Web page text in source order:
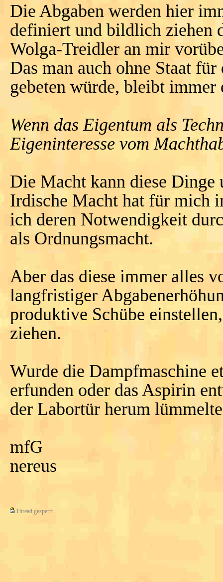
Die Abgaben werden hier
definiert und bildlich ziehen
Wolga-Treidler an mir
Das man auch ohne Staat
gebeten würde, bleibt immer
Wenn das Eigentum als
Eigeninteresse vom
Die Macht kann diese Dinge
Irdische Macht hat für mich
ich deren Notwendigkeit
als Ordnungsmacht.
Aber das diese immer alles
langfristiger
produktive Schübe
ziehen.
Wurde die Dampfmaschine
erfunden oder das Aspirin
der Labortür herum
mfG
nereus
Thread gesperrt